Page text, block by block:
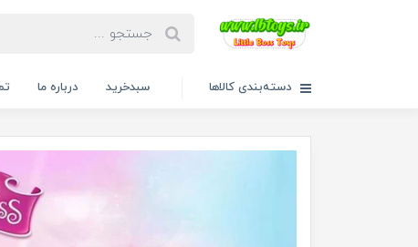
دسته‌بندی کالاها سبدخرید درباره ما